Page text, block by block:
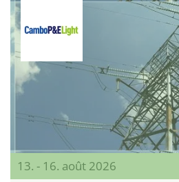
13. - 16. août 2026